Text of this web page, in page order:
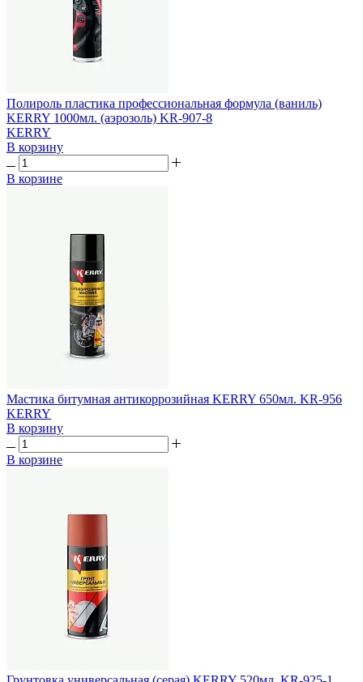
Полироль пластика профессиональная формула (ваниль)
KERRY 1000мл. (аэрозоль) KR-907-8
KERRY
В корзину
В корзине
Мастика битумная антикоррозийная KERRY 650мл. KR-956
KERRY
В корзину
В корзине